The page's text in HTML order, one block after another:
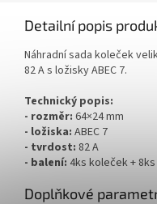
Detailní popis
Náhradní sada koleček
82 A s ložisky ABEC 7.
Technický popis:
- rozměr: 64×24 mm
- ložiska: ABEC 7
- tvrdost: 82 A
- balení: 4ks koleček +
Doplňkové